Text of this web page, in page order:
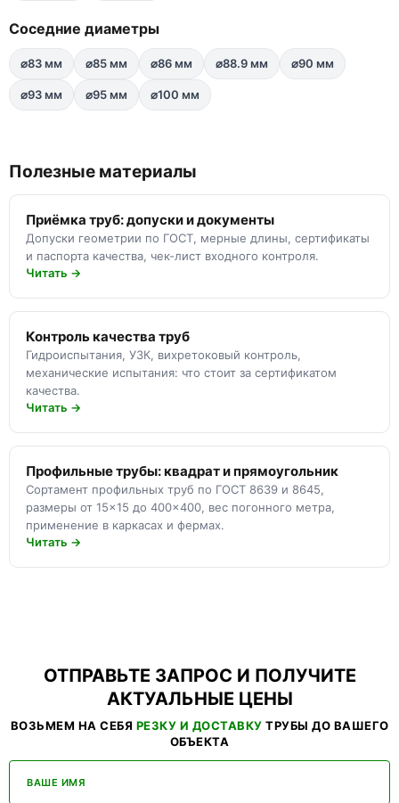
Соседние диаметры
⌀83 мм ⌀85 мм ⌀86 мм ⌀88.9 мм ⌀90 мм
⌀93 мм ⌀95 мм ⌀100 мм
Полезные материалы
Приёмка труб: допуски и документы
Допуски геометрии по ГОСТ, мерные длины, сертификаты
и паспорта качества, чек-лист входного контроля.
Читать →
Контроль качества труб
Гидроиспытания, УЗК, вихретоковый контроль,
механические испытания: что стоит за сертификатом
качества.
Читать →
Профильные трубы: квадрат и прямоугольник
Сортамент профильных труб по ГОСТ 8639 и 8645,
размеры от 15×15 до 400×400, вес погонного метра,
применение в каркасах и фермах.
Читать →
ОТПРАВЬТЕ ЗАПРОС И ПОЛУЧИТЕ
АКТУАЛЬНЫЕ ЦЕНЫ
ВОЗЬМЕМ НА СЕБЯ РЕЗКУ И ДОСТАВКУ ТРУБЫ ДО ВАШЕГО
ОБЪЕКТА
ВАШЕ ИМЯ